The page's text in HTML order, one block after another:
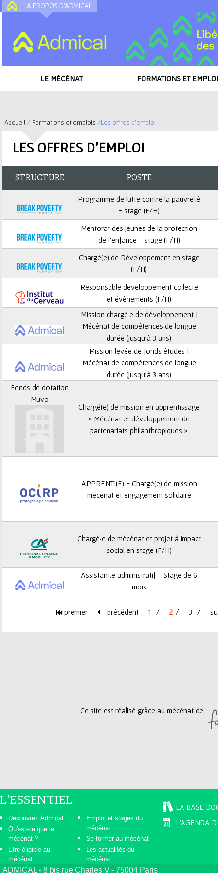
A PROPOS D'ADMICAL
LE MÉCÉNAT FORMATIONS ET
ê
s
i
Accueil / Formations et emplois /Les offres d'emploi
LES OFFRES D'EMPLOI
STRUCTURE POSTE
Programme de lutte contre la pauvreté
- stage (F/H)
Mentorat des jeunes de la protection
de l’enfance - stage (F/H)
Chargé(e) de Développement en stage
(F/H)
Responsable développement collecte
et évènements (F/H)
Mission chargé.e de développement |
Mécénat de compétences de longue
durée (jusqu’à 3 ans)
Mission levée de fonds études |
Mécénat de compétences de longue
durée (jusqu’à 3 ans)
Fonds de dotation
Muvo
Chargé(e) de mission en apprentissage
« Mécénat et développement de
partenariats philanthropiques »
APPRENTI(E) - Chargé(e) de mission
mécénat et engagement solidaire
Chargé·e de mécénat et projet à impact
social en stage (F/H)
Assistant.e administratif - Stage de 6
mois
premier précédent 1 2 3
Ce site est réalisé grâce au mécénat de
L'ESSENTIEL
Découvrez Admical
Qu'est-ce que le
mécénat ?
Etre éligible au
mécénat
Emploi et stages du
mécénat
Se former au mécénat
Les actualités du
mécénat
LA BASE
L'AGENDA
ADMICAL - 8 bis rue Charles V - 75004 Paris